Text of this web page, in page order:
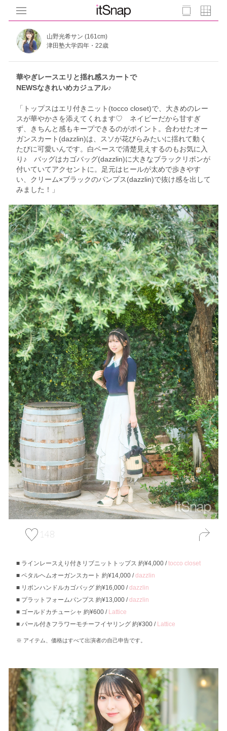
山野光希サン (161cm)
津田塾大学四年・22歳
華やぎレースエリと揺れ感スカートで
NEWSなきれいめカジュアル♪
「トップスはエリ付きニット(tocco closet)で、大きめのレー
スが華やかさを添えてくれます♡ ネイビーだから甘すぎ
ず、きちんと感もキープできるのがポイント。合わせたオー
ガンスカート(dazzlin)は、スソが花びらみたいに揺れて動く
たびに可愛いんです。白ベースで清楚見えするのもお気に入
り♪ バッグはカゴバッグ(dazzlin)に大きなブラックリボンが
付いていてアクセントに。足元はヒールが太めで歩きやす
い、クリーム×ブラックのパンプス(dazzlin)で抜け感を出して
みました！」
148
ラインレースえり付きリブニットトップス 約¥4,000 /tocco closet
ペタルヘムオーガンスカート 約¥14,000 /dazzlin
リボンハンドルカゴバッグ 約¥16,000 /dazzlin
プラットフォームパンプス 約¥13,000 /dazzlin
ゴールドカチューシャ 約¥600 / Lattice
パール付きフラワーモチーフイヤリング 約¥300 / Lattice
アイテム、価格はすべて出演者の自己申告です。